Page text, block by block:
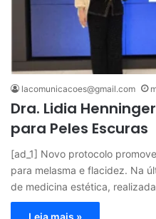
lacomunicacoes@gmail.com
Dra. Lidia
para Peles Escuras
[ad_1] Novo protocolo
para melasma e flacidez. Na
de medicina estética,